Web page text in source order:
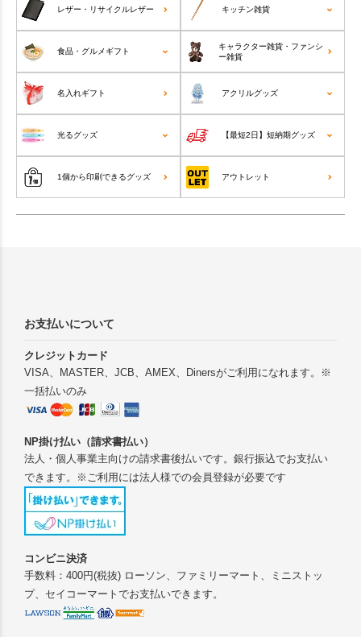
レザー・リサイクルレザー キッチン雑貨
食品・グルメギフト
キャラクター雑貨・ファンシ
ー雑貨
名入れギフト アクリルグッズ
光るグッズ 【最短2日】短納期グッズ
1個から印刷できるグッズ アウトレット
お支払いについて
クレジットカード
VISA、MASTER、JCB、AMEX、Dinersがご利用になれます。※
一括払いのみ
NP掛け払い（請求書払い）
法人・個人事業主向けの請求書後払いです。銀行振込でお支払い
できます。※ご利用には法人様での会員登録が必要です
コンビニ決済
手数料：400円(税抜) ローソン、ファミリーマート、ミニストッ
プ、セイコーマートでお支払いできます。